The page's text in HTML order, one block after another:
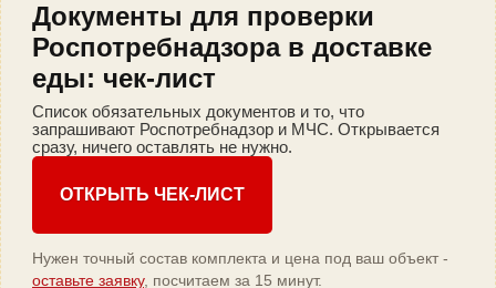
Документы для проверки
Роспотребнадзора в доставке
еды: чек-лист
Список обязательных документов и то, что
запрашивают Роспотребнадзор и МЧС. Открывается
сразу, ничего оставлять не нужно.
ОТКРЫТЬ ЧЕК-ЛИСТ
Нужен точный состав комплекта и цена под ваш объект -
оставьте заявку, посчитаем за 15 минут.